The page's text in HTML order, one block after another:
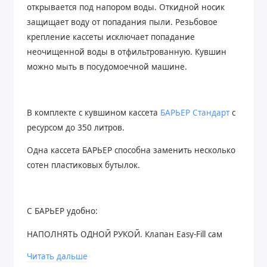
открывается под напором воды. Откидной носик
защищает воду от попадания пыли. Резьбовое
крепление кассеты исключает попадание
неочищенной воды в отфильтрованную. Кувшин
можно мыть в посудомоечной машине.
В комплекте с кувшином кассета БАРЬЕР Стандартс
ресурсом до 350 литров.
Одна кассета БАРЬЕР способна заменить несколько
сотен пластиковых бутылок.
С БАРЬЕР удобно:
НАПОЛНЯТЬ ОДНОЙ РУКОЙ. Клапан Easy-Fill сам
Читать дальше